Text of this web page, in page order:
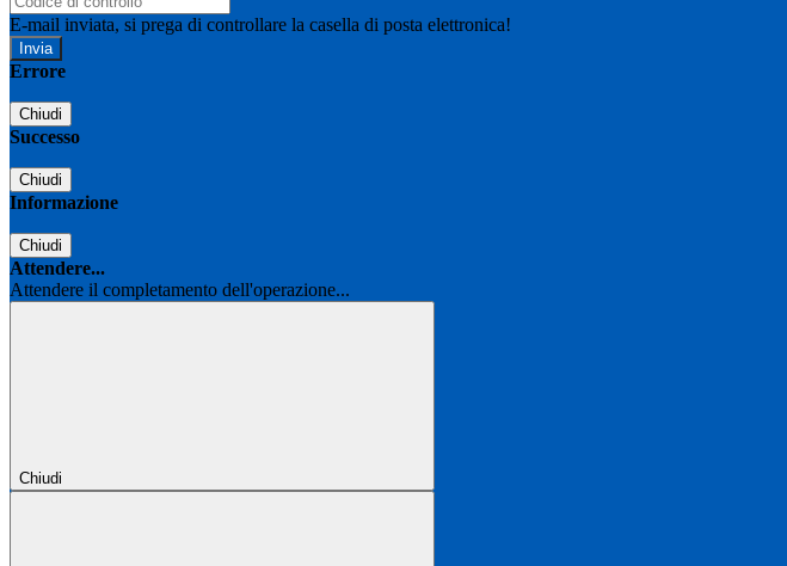
E-mail inviata, si prega di controllare la casella di posta elettronica!
Errore
Chiudi
Successo
Chiudi
Informazione
Chiudi
Attendere...
Attendere il completamento dell'operazione...
Chiudi